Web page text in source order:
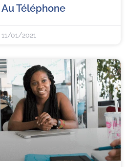
Téléphone
11/01/2021